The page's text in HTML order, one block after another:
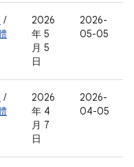
/
2026
年 5
月 5
日
2026-
05-05
/
2026
年 4
月 7
日
2026-
04-05